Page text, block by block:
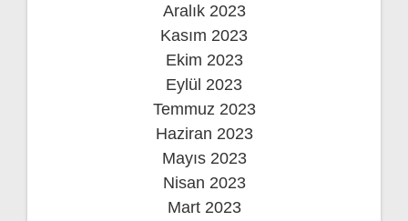
Aralık 2023
Kasım 2023
Ekim 2023
Eylül 2023
Temmuz 2023
Haziran 2023
Mayıs 2023
Nisan 2023
Mart 2023